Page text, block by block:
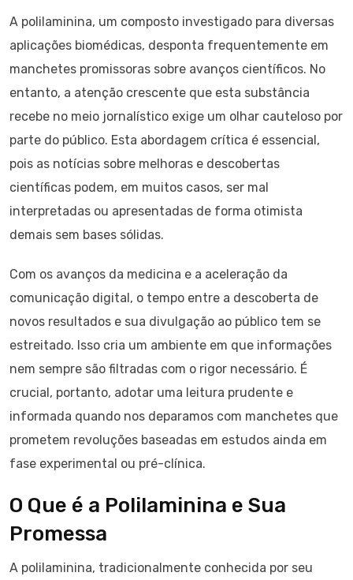
A polilaminina, um composto investigado para diversas
aplicações biomédicas, desponta frequentemente em
manchetes promissoras sobre avanços científicos. No
entanto, a atenção crescente que esta substância
recebe no meio jornalístico exige um olhar cauteloso por
parte do público. Esta abordagem crítica é essencial,
pois as notícias sobre melhoras e descobertas
científicas podem, em muitos casos, ser mal
interpretadas ou apresentadas de forma otimista
demais sem bases sólidas.
Com os avanços da medicina e a aceleração da
comunicação digital, o tempo entre a descoberta de
novos resultados e sua divulgação ao público tem se
estreitado. Isso cria um ambiente em que informações
nem sempre são filtradas com o rigor necessário. É
crucial, portanto, adotar uma leitura prudente e
informada quando nos deparamos com manchetes que
prometem revoluções baseadas em estudos ainda em
fase experimental ou pré-clínica.
O Que é a Polilaminina e Sua
Promessa
A polilaminina, tradicionalmente conhecida por seu